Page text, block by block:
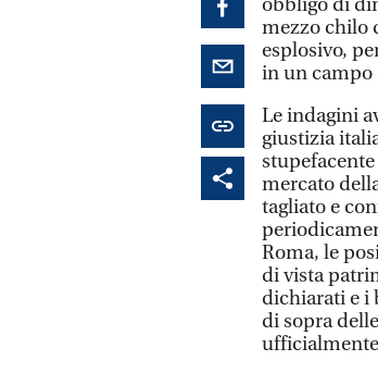
obbligo di
mezzo chilo
esplosivo,
in un campo
Le indagini
giustizia
mercato
tagliato e
Roma, le
di vista
dichiarati e i
di sopra